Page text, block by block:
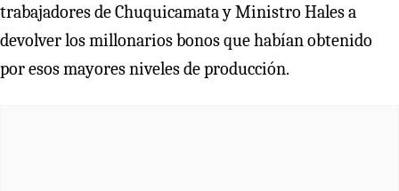
trabajadores de Chuquicamata y Ministro Hales a
devolver los millonarios bonos que habían obtenido
por esos mayores niveles de producción.